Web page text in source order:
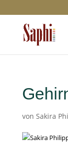
von Sakira